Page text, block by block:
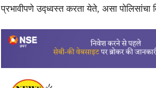
प्रभावीपणे उद्ध्वस्त करता येते, असा पोलिसांचा